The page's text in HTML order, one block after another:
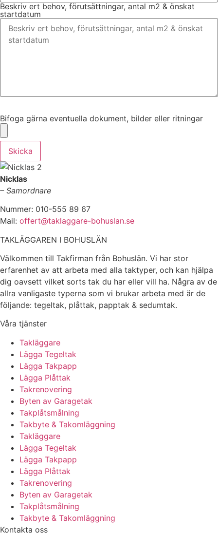
Beskriv ert behov, förutsättningar, antal m2 & önskat
startdatum
Bifoga gärna eventuella dokument, bilder eller ritningar
Skicka
Nicklas
– Samordnare
Nummer: 010-555 89 67
Mail: offert@taklaggare-bohuslan.se
TAKLÄGGAREN I BOHUSLÄN
Välkommen till Takfirman från Bohuslän. Vi har stor
erfarenhet av att arbeta med alla taktyper, och kan hjälpa
dig oavsett vilket sorts tak du har eller vill ha. Några av de
allra vanligaste typerna som vi brukar arbeta med är de
följande: tegeltak, plåttak, papptak & sedumtak.
Våra tjänster
Takläggare
Lägga Tegeltak
Lägga Takpapp
Lägga Plåttak
Takrenovering
Byten av Garagetak
Takplåtsmålning
Takbyte & Takomläggning
Takläggare
Lägga Tegeltak
Lägga Takpapp
Lägga Plåttak
Takrenovering
Byten av Garagetak
Takplåtsmålning
Takbyte & Takomläggning
Kontakta oss